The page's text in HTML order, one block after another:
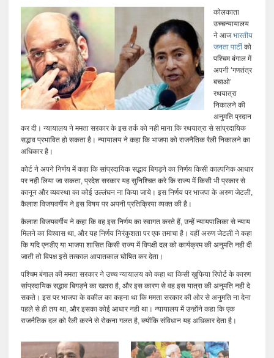
कोलकाता
उच्चन्यायालय
ने आजभारतीय
जनता पार्टीको
पश्चिम बंगाल में
अपनी ‘गणतंत्र
बचाओ’
रथयात्रा
निकालने की
अनुमति प्रदान
कर दी। न्यायालय ने ममता सरकार के इस तर्क को नही माना कि रथयात्रा से सांप्रदायिक
सद्भाव प्रभावित हो सकता है। न्यायालय ने कहा कि भाजपा को राजनैतिक रैली निकालने का
अधिकार है।
कोर्ट ने अपने निर्णय में कहा कि सांप्रदायिक सद्भाव बिगड़ने का निर्णय किसी काल्पनिक आधार
पर नही लिया जा सकता, प्रदेश सरकार यह सुनिश्चित करे कि राज्य में किसी भी प्रकार से
कानून और व्यवस्था का कोई उल्लंघन ना किया जाये। इस निर्णय पर भाजपा के अरुण जेटली,
कैलाश विजयवर्गीय ने इस विषय पर अपनी प्रतिक्रिया व्यक्त की है।
कैलाश विजयवर्गीय ने कहा कि वह इस निर्णय का स्वागत करते हैं, उन्हें न्यायपालिका से न्याय
मिलने का विश्वास था, और यह निर्णय निरंकुशता पर एक तमाचा है। वहीं अरुण जेटली ने कहा
कि यदि एनडीए या भाजपा शासित किसी राज्य में विपक्षी दल को कार्यक्रम की अनुमति नही दी
जाती तो विपक्ष इसे तत्काल आपातकाल घोषित कर देता।
पश्चिम बंगाल की ममता सरकार ने उच्च न्यायालय को कहा था किसी खुफिया रिपोर्ट के कारण
सांप्रदायिक सद्भाव बिगड़ने का खतरा है, और इस कारण से वह इस यात्रा की अनुमति नही दे
सकते। इस पर भाजपा के वकील का कहना था कि ममता सरकार की ओर से अनुमति ना देना
पहले से ही तय था, और इसका कोई आधार नही था। न्यायालय में उन्होंने कहा कि एक
राजनैतिक दल को रैली करने से रोकना गलत है, क्योंकि संविधान यह अधिकार देता है।